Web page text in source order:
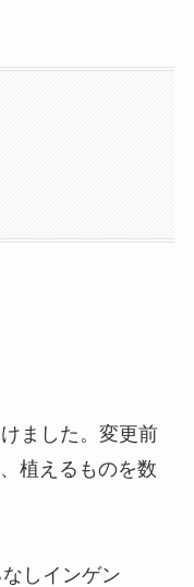
ました。変更前
植えるものを数
しインゲン